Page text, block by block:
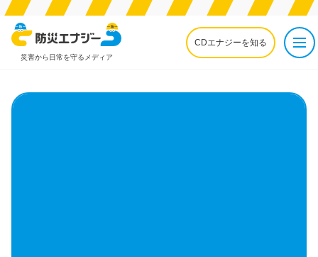
災害から日常を守るメディア
CDエナジーを知る